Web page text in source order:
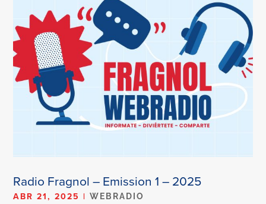
Radio Fragnol – Emission 1 – 2025
ABR 21, 2025 |WEBRADIO